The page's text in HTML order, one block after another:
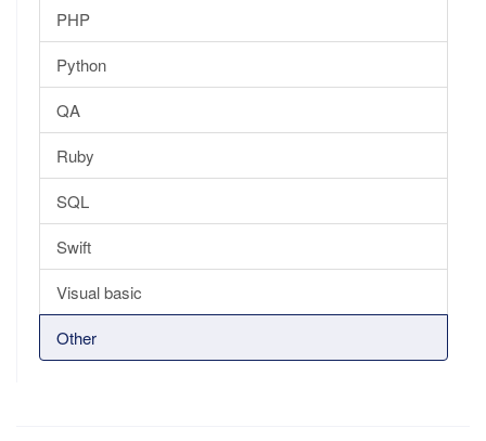
PHP
Python
QA
Ruby
SQL
Swift
Visual basic
Other